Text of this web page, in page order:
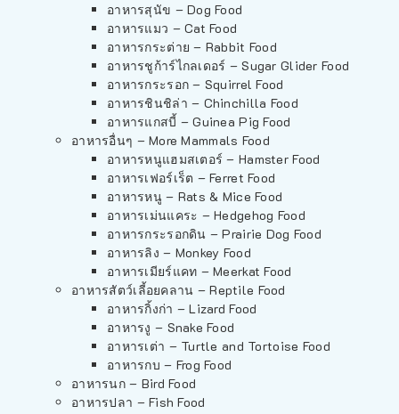
อาหารสุนัข – Dog Food
อาหารแมว – Cat Food
อาหารกระต่าย – Rabbit Food
อาหารชูก้าร์ไกลเดอร์ – Sugar Glider Food
อาหารกระรอก – Squirrel Food
อาหารชินชิล่า – Chinchilla Food
อาหารแกสบี้ – Guinea Pig Food
อาหารอื่นๆ – More Mammals Food
อาหารหนูแฮมสเตอร์ – Hamster Food
อาหารเฟอร์เร็ต – Ferret Food
อาหารหนู – Rats & Mice Food
อาหารเม่นแคระ – Hedgehog Food
อาหารกระรอกดิน – Prairie Dog Food
อาหารลิง – Monkey Food
อาหารเมียร์แคท – Meerkat Food
อาหารสัตว์เลี้อยคลาน – Reptile Food
อาหารกิ้งก่า – Lizard Food
อาหารงู – Snake Food
อาหารเต่า – Turtle and Tortoise Food
อาหารกบ – Frog Food
อาหารนก – Bird Food
อาหารปลา – Fish Food